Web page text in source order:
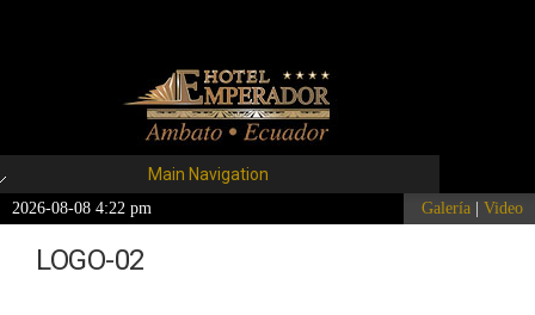
Main Navigation
2026-08-08 4:22 pm Galería Video
LOGO-02